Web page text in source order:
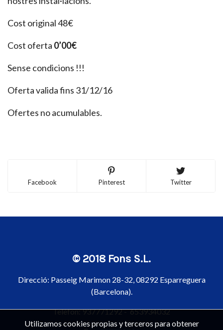
Cost original 48€
Cost oferta 0’00€
Sense condicions !!!
Oferta valida fins 31/12/16
Ofertes no acumulables.
Facebook Pinterest Twitter
© 2018 Fons S.L.
Direcció: Passeig Marimon 28-32, 08292 Esparreguera
(Barcelona).
Telèfon:937771292-653934032
Utilizamos cookies propias y terceros para obtener